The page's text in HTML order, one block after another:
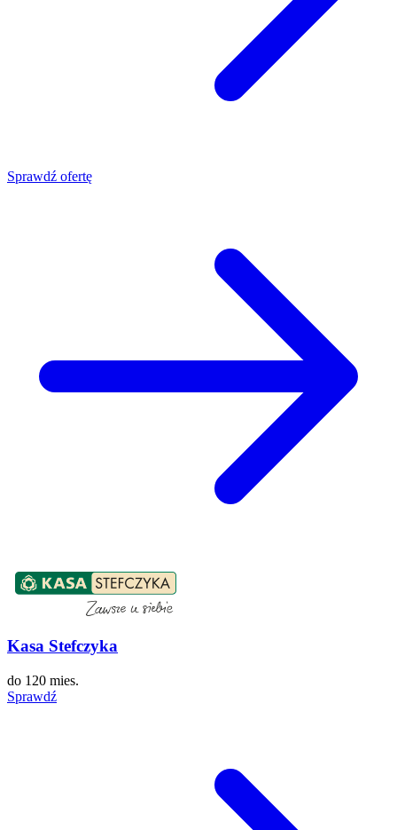
Sprawdź ofertę
Kasa Stefczyka
do 120 mies.
Sprawdź